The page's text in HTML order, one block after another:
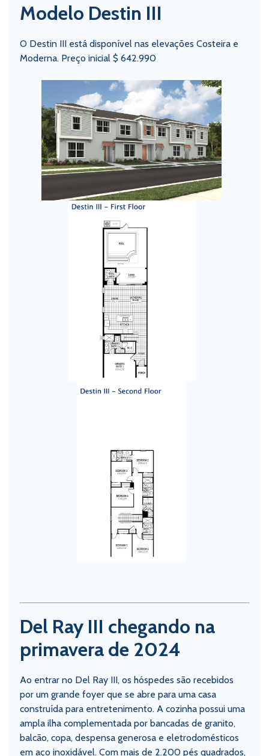
Modelo Destin III
O Destin III está disponível nas elevações Costeira e
Moderna. Preço inicial $ 642.990
Del Ray III chegando na
primavera de 2024
Ao entrar no Del Ray III, os hóspedes são recebidos
por um grande foyer que se abre para uma casa
construída para entretenimento. A cozinha possui uma
ampla ilha complementada por bancadas de granito,
balcão, copa, despensa generosa e eletrodomésticos
em aço inoxidável. Com mais de 2.200 pés quadrados,